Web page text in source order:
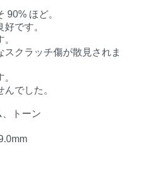
90% ほど。
です。
クラッチ傷が散見されま
でした。
、トーン